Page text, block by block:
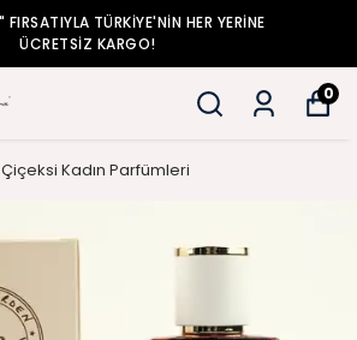
"4 AL 3 ÖDE" FIRSATIYLA
0
Çiçeksi Kadın Parfümleri